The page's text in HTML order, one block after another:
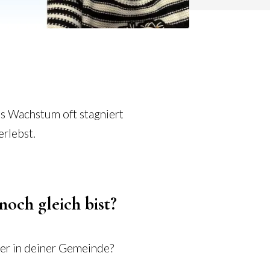
Wachstum oft stagniert
gleich bist?
in deiner Gemeinde?